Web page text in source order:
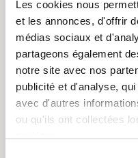
Les cookies nous
et les annonces, d'offrir
médias sociaux et
partageons également
notre site avec nos
publicité et d'analyse,
avec d'autres
ou qu'ils ont collectées
Rendez-vous sur leur
Et au 13 rue des couteliers